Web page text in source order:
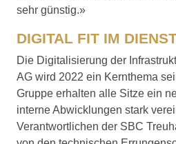
sehr günstig.»
DIGITAL FIT IM
Die Digitalisierung der
AG wird 2022 ein Kernthema
Gruppe erhalten alle Sitze ein
interne Abwicklungen stark
Verantwortlichen der SBC